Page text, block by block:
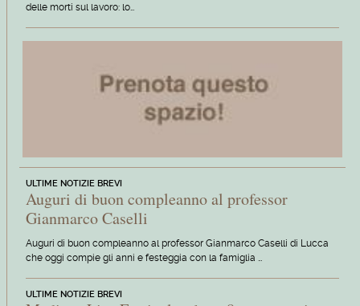
delle morti sul lavoro: lo…
ULTIME NOTIZIE BREVI
Auguri di buon compleanno al professor
Gianmarco Caselli
Auguri di buon compleanno al professor Gianmarco Caselli di Lucca
che oggi compie gli anni e festeggia con la famiglia …
ULTIME NOTIZIE BREVI